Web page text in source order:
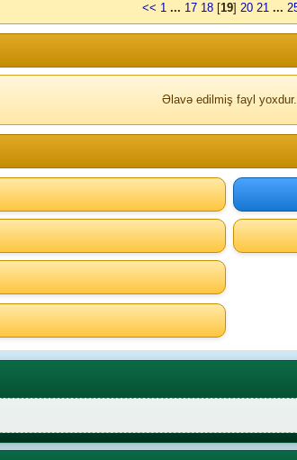
<< 1 ... 17 18[19] 20 21 ...
Əlavə edilmiş fayl yoxdur.